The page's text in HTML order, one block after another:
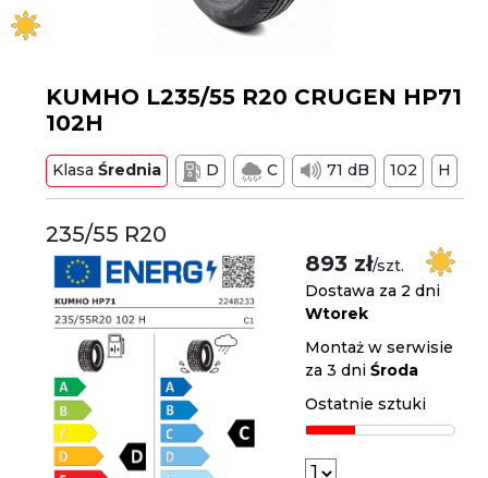
KUMHO L235/55 R20 CRUGEN HP71
102H
KlasaŚrednia D C 71 dB 102 H
235/55 R20
893 zł/szt.
Dostawa za 2 dni
Wtorek
Montaż w serwisie
za 3 dniŚroda
Ostatnie sztuki